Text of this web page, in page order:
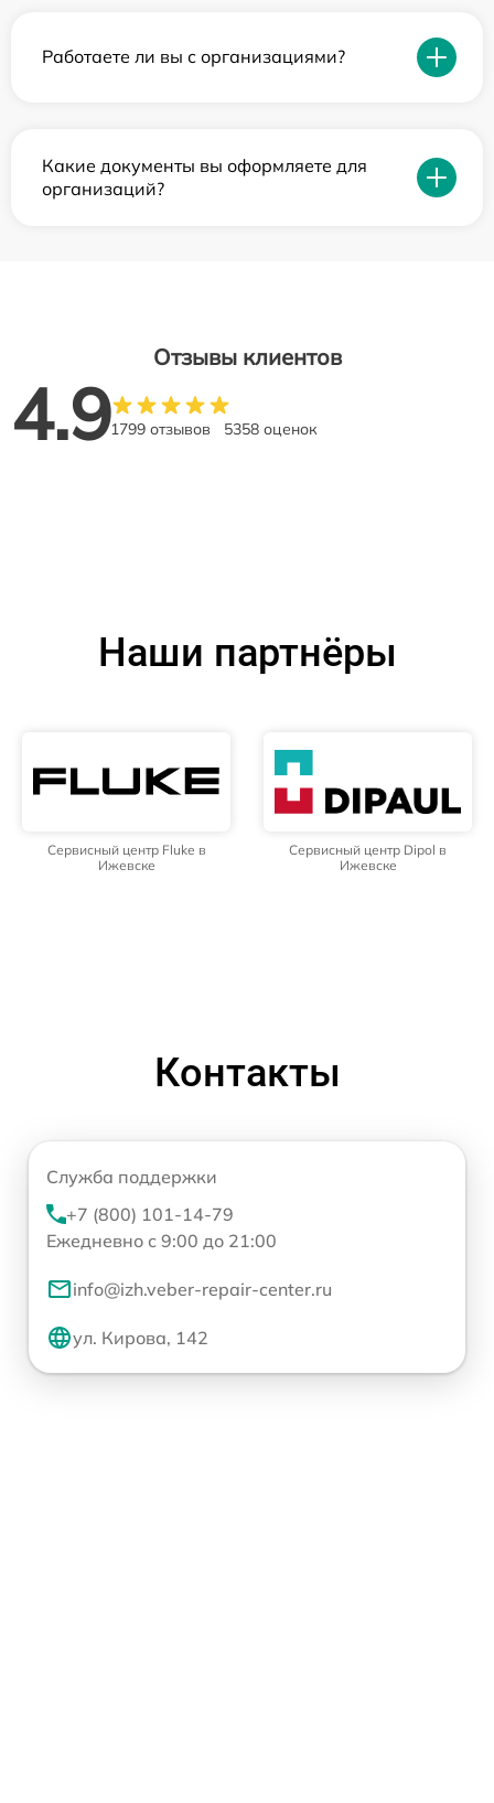
Работаете ли вы с организациями?
Какие документы вы оформляете для
организаций?
Отзывы клиентов
4.91799 отзывов 5358 оценок
Наши партнёры
Сервисный центр Fluke в
Ижевске
Сервисный центр Dipol в
Ижевске
Контакты
Служба поддержки
+7 (800) 101-14-79
Ежедневно с 9:00 до 21:00
info@izh.veber-repair-center.ru
ул. Кирова, 142